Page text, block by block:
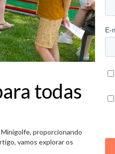
todas
proporcionando
vamos explorar os